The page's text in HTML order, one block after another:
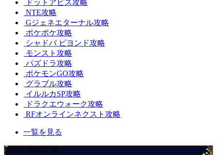
ドットアビス攻略
NTE攻略
Gジェネエターナル攻略
ポケポケ攻略
シャドバ ビヨンド攻略
モンスト攻略
パズドラ攻略
ポケモンGO攻略
グラブル攻略
イルルカSP攻略
ドラクエウォーク攻略
RFオンラインネクスト攻略
一覧を見る
注目の攻略記事